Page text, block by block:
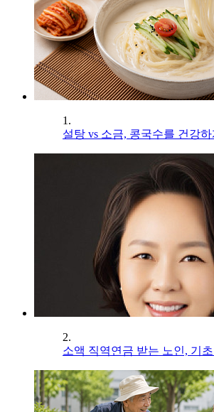
1.
설탕 vs 소금, 콩국수를 건강
2.
소액 직역연금 받는 노인, 기